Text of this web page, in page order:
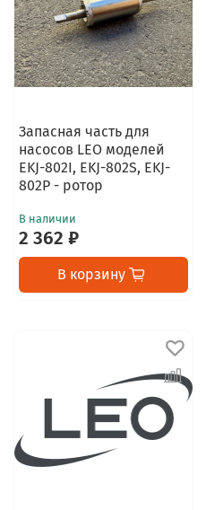
Запасная часть для
насосов LEO моделей
EKJ-802I, EKJ-802S, EKJ-
802P - ротор
В наличии
2 362 ₽
В корзину